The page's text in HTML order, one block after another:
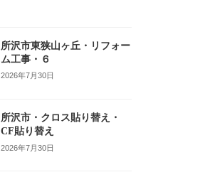
所沢市東狭山ヶ丘・リフォー
ム工事・６
2026年7月30日
所沢市・クロス貼り替え・
CF貼り替え
2026年7月30日